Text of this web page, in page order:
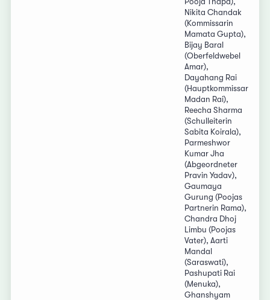
Nikita Chandak
(Kommissarin
Mamata Gupta),
Bijay Baral
(Oberfeldwebel
Amar),
Dayahang Rai
(Hauptkommissar
Madan Rai),
Reecha Sharma
(Schulleiterin
Sabita Koirala),
Parmeshwor
Kumar Jha
(Abgeordneter
Pravin Yadav),
Gaumaya
Gurung (Poojas
Partnerin Rama),
Chandra Dhoj
Limbu (Poojas
Vater), Aarti
Mandal
(Saraswati),
Pashupati Rai
(Menuka),
Ghanshyam